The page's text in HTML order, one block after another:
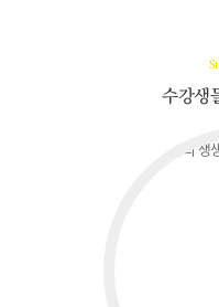
수강생